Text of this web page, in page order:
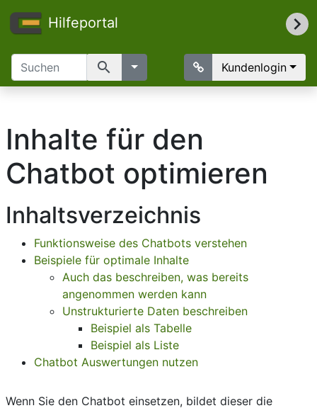
Hilfeportal
search Kundenlogin
Inhalte für den
Chatbot optimieren
Inhaltsverzeichnis
Funktionsweise des Chatbots verstehen
Beispiele für optimale Inhalte
Auch das beschreiben, was bereits
angenommen werden kann
Unstrukturierte Daten beschreiben
Beispiel als Tabelle
Beispiel als Liste
Chatbot Auswertungen nutzen
Wenn Sie den Chatbot einsetzen, bildet dieser die